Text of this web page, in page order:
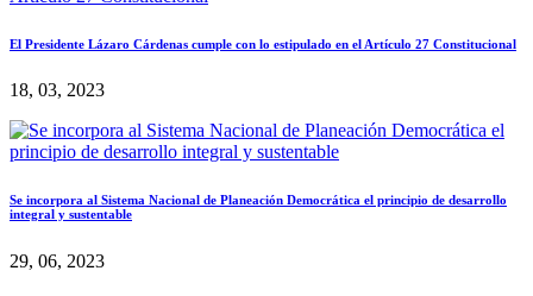
El Presidente Lázaro Cárdenas cumple con lo estipulado en el Artículo 27 Constitucional
18, 03, 2023
Se incorpora al Sistema Nacional de Planeación Democrática el principio de desarrollo
integral y sustentable
29, 06, 2023